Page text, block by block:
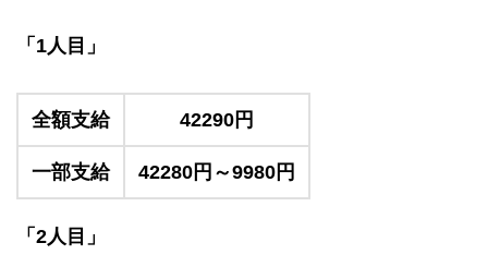
「1人目」
全額支給 42290円
一部支給 42280円～9980円
「2人目」